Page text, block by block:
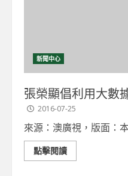
新聞中心
張榮顯倡利用大數
2016-07-25
來源：澳廣視，版面：
點擊閱讀